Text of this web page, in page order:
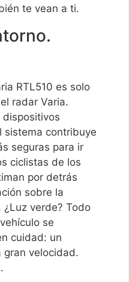
te vean a ti.
RTL510 es solo
radar Varia.
dispositivos
sistema contribuye
seguras para ir
ciclistas de los
por detrás
sobre la
verde? Todo
se
cuidad: un
gran velocidad.